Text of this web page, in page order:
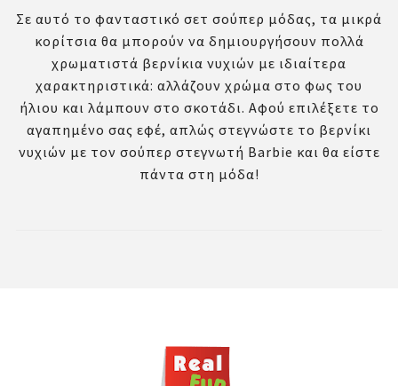
Σε αυτό το φανταστικό σετ σούπερ μόδας, τα μικρά
κορίτσια θα μπορούν να δημιουργήσουν πολλά
χρωματιστά βερνίκια νυχιών με ιδιαίτερα
χαρακτηριστικά: αλλάζουν χρώμα στο φως του
ήλιου και λάμπουν στο σκοτάδι. Αφού επιλέξετε το
αγαπημένο σας εφέ, απλώς στεγνώστε το βερνίκι
νυχιών με τον σούπερ στεγνωτή Barbie και θα είστε
πάντα στη μόδα!